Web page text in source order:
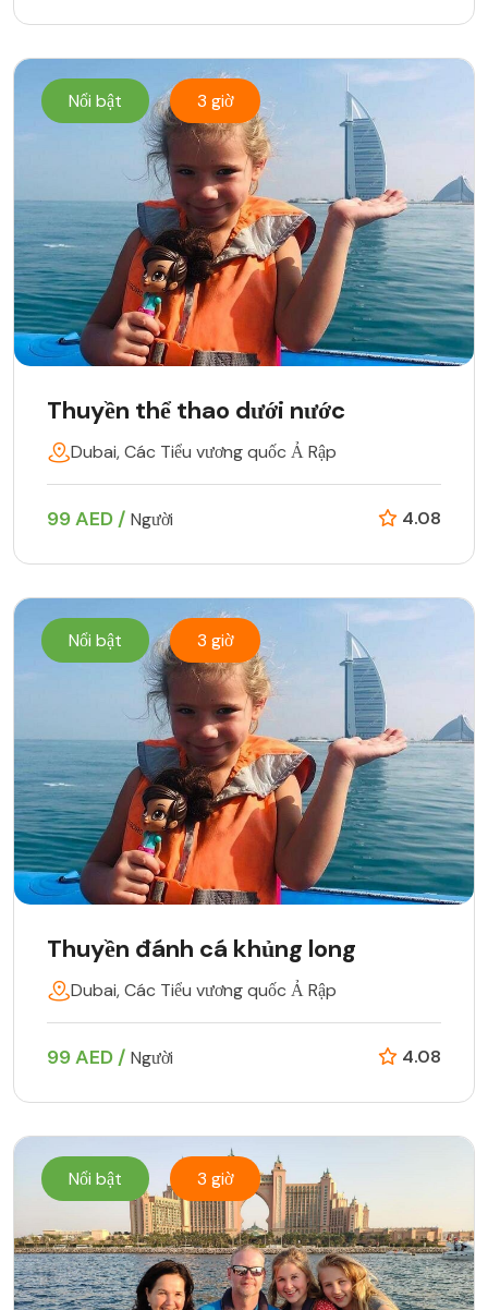
Nổi bật 3 giờ
Thuyền thể thao dưới nước
Dubai, Các Tiểu vương quốc Ả Rập
99 AED / Người 4.08
Nổi bật 3 giờ
Thuyền đánh cá khủng long
Dubai, Các Tiểu vương quốc Ả Rập
99 AED / Người 4.08
Nổi bật 3 giờ